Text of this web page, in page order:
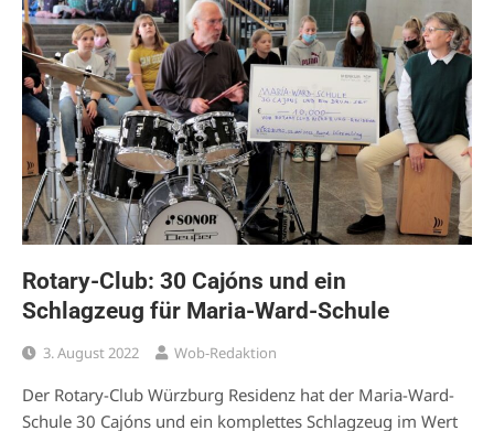
Rotary-Club: 30 Cajóns und ein
Schlagzeug für Maria-Ward-Schule
3. August 2022 Wob-Redaktion
Der Rotary-Club Würzburg Residenz hat der Maria-Ward-
Schule 30 Cajóns und ein komplettes Schlagzeug im Wert